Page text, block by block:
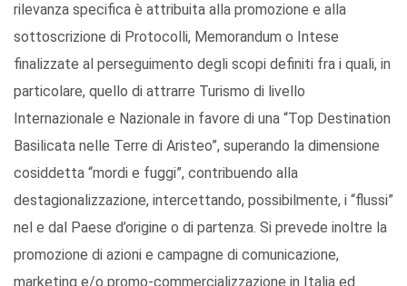
rilevanza specifica è attribuita alla promozione e alla
sottoscrizione di Protocolli, Memorandum o Intese
finalizzate al perseguimento degli scopi definiti fra i quali, in
particolare, quello di attrarre Turismo di livello
Internazionale e Nazionale in favore di una “Top Destination
Basilicata nelle Terre di Aristeo”, superando la dimensione
cosiddetta “mordi e fuggi”, contribuendo alla
destagionalizzazione, intercettando, possibilmente, i “flussi”
nel e dal Paese d’origine o di partenza. Si prevede inoltre la
promozione di azioni e campagne di comunicazione,
marketing e/o promo-commercializzazione in Italia ed